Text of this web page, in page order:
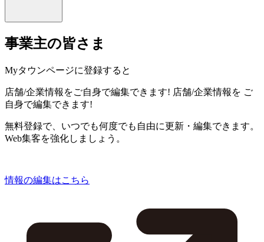
事業主の皆さま
Myタウンページに登録すると
店舗/企業情報をご自身で編集できます! 店舗/企業情報を ご
自身で編集できます!
無料登録で、いつでも何度でも自由に更新・編集できます。
Web集客を強化しましょう。
情報の編集はこちら